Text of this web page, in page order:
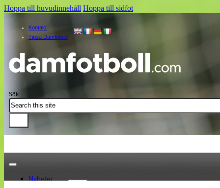
Hoppa till huvudinnehåll Hoppa till sidfot
Kontakt
Tipsa Damfotboll
Sök
Nyheter